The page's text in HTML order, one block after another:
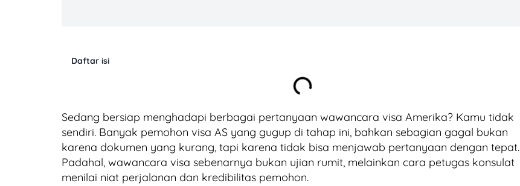
Daftar isi
Sedang bersiap menghadapi berbagai pertanyaan wawancara visa Amerika? Kamu tidak
sendiri. Banyak pemohon visa AS yang gugup di tahap ini, bahkan sebagian gagal bukan
karena dokumen yang kurang, tapi karena tidak bisa menjawab pertanyaan dengan tepat.
Padahal, wawancara visa sebenarnya bukan ujian rumit, melainkan cara petugas konsulat
menilai niat perjalanan dan kredibilitas pemohon.